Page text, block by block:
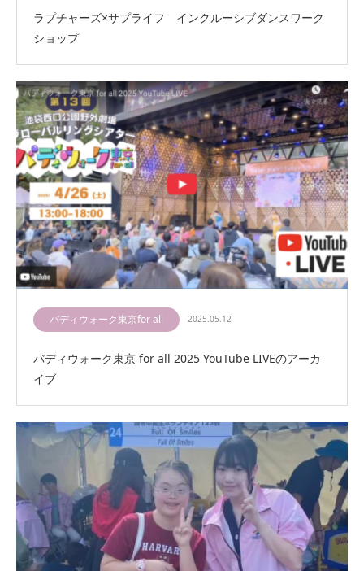
ラプチャーズ×サプライフ インクルーシブダンスワーク
ショップ
バディウォーク東京for all 2025.05.12
バディウォーク東京 for all 2025 YouTube LIVEのアーカ
イブ